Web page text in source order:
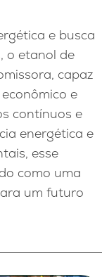
e busca
o etanol de
capaz
e
contínuos e
energética e
esse
como uma
um futuro